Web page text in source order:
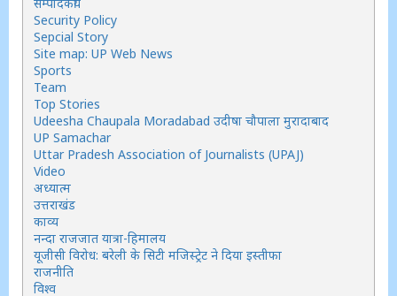
Security Policy
Sepcial Story
Site map: UP Web News
Sports
Team
Top Stories
Udeesha Chaupala Moradabad उदीषा चौपाला मुरादाबाद
UP Samachar
Uttar Pradesh Association of Journalists (UPAJ)
Video
अध्यात्म
उत्तराखंड
काव्य
नन्दा राजजात यात्रा-हिमालय
यूजीसी विरोध: बरेली के सिटी मजिस्ट्रेट ने दिया इस्तीफा
राजनीति
विश्व